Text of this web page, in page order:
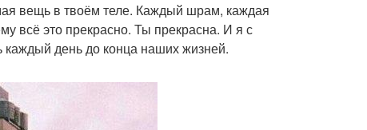
вещь в твоём теле. Каждый шрам, каждая
всё это прекрасно. Ты прекрасна. И я с
каждый день до конца наших жизней.